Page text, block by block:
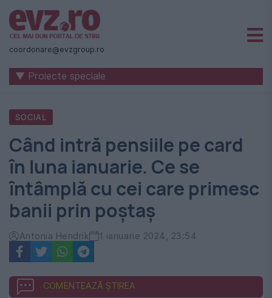
Știri
naționale
internaționale
România
-
Evenimentul
Zilei
coordonare@evzgroup.ro
▼ Proiecte speciale
SOCIAL
Când intră pensiile pe card
în luna ianuarie. Ce se
întâmplă cu cei care primesc
banii prin poștaș
Antonia Hendrik 1 ianuarie 2024, 23:54
COMENTEAZĂ ȘTIREA